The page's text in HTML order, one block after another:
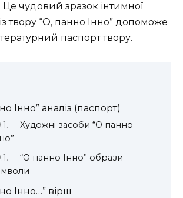
Це чудовий зразок інтимної
твору “О, панно Інно” допоможе
паспорт твору.
Інно” аналіз (паспорт)
Художні засоби “О панно
“О панно Інно” образи-
Інно…” вірш